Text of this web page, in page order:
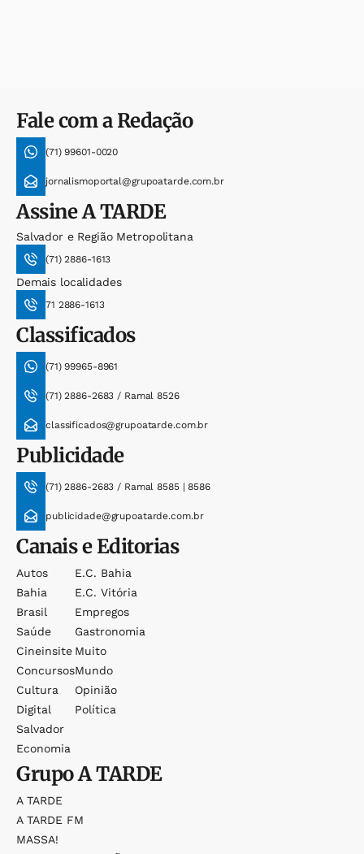
Fale com a Redação
(71) 99601-0020
jornalismoportal@grupoatarde.com.br
AssineA TARDE
Salvador e Região Metropolitana
(71) 2886-1613
Demais localidades
71 2886-1613
Classificados
(71) 99965-8961
(71) 2886-2683 / Ramal 8526
classificados@grupoatarde.com.br
Publicidade
(71) 2886-2683 / Ramal 8585 | 8586
publicidade@grupoatarde.com.br
Canais e Editorias
Autos
Bahia
Brasil
Saúde
Cineinsite
Concursos
Cultura
Digital
Salvador
Economia
E.c. Bahia
E.c. Vitória
Empregos
Gastronomia
Muito
Mundo
Opinião
Política
GrupoA TARDE
A TARDE
A TARDE FM
MASSA!